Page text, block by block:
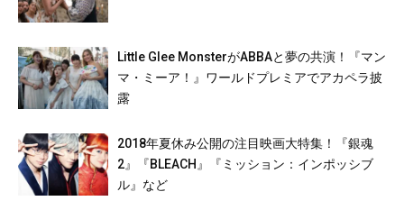
Little Glee MonsterがABBAと夢の共演！『マン
マ・ミーア！』ワールドプレミアでアカペラ披
露
2018年夏休み公開の注目映画大特集！『銀魂
2』『BLEACH』『ミッション：インポッシブ
ル』など